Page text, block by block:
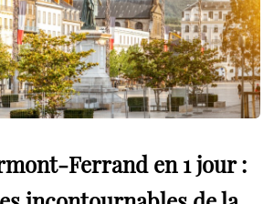
Ferrand en 1 jour :